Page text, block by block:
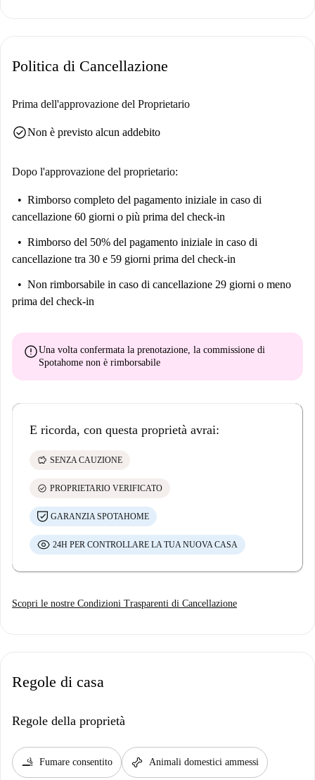
Casa della Morte di Schubert a Vienna. Anche altri luoghi di interesse,
raggiungibili.
Politica di Cancellazione
Prima dell'approvazione del Proprietario
check_circleNon è previsto alcun addebito
Dopo l'approvazione del proprietario:
Rimborso completo del pagamento iniziale in caso di
cancellazione 60 giorni o più prima del check-in
Rimborso del 50% del pagamento iniziale in caso di
cancellazione tra 30 e 59 giorni prima del check-in
Non rimborsabile in caso di cancellazione 29 giorni o meno
prima del check-in
errorUna volta confermata la prenotazione, la commissione di
Spotahome non è rimborsabile
E ricorda, con questa proprietà avrai:
savings SENZA CAUZIONE
check_circle PROPRIETARIO VERIFICATO
GARANZIA SPOTAHOME
24H PER CONTROLLARE LA TUA NUOVA CASA
Scopri le nostre Condizioni Trasparenti di Cancellazione
Regole di casa
Regole della proprietà
smoking_rooms Fumare consentito pet_supplies Animali domestici ammessi